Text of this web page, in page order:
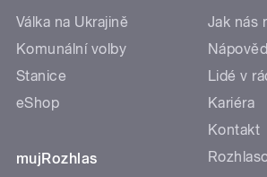
Válka na Ukrajině
Komunální volby
Stanice
eShop
mujRozhlas
Jak nás
Lidé v
Kariéra
Kontakt